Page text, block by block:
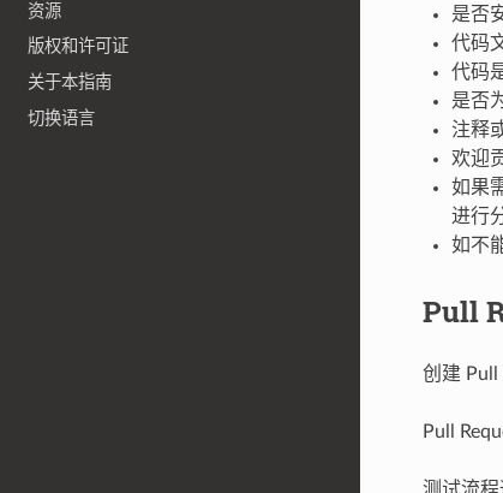
资源
版权和许可证
关于本指南
切换语言
是否
代码
代码
是否
注释
欢迎
如果
进行
如不
Pull
创建 Pull
Pull